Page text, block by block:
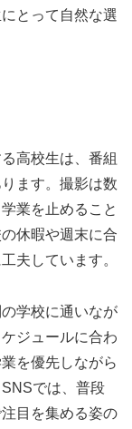
とって自然な選
高校生は、番組
ます。撮影は数
業を止めること
休暇や週末に合
夫しています。
学校に通いなが
ジュールに合わ
を優先しながら
では、普段
目を集める姿の